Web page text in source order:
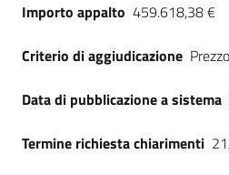
Importo appalto 459.618,38 €
Criterio di aggiudicazione
Data di pubblicazione a sistema
Termine richiesta chiarimenti